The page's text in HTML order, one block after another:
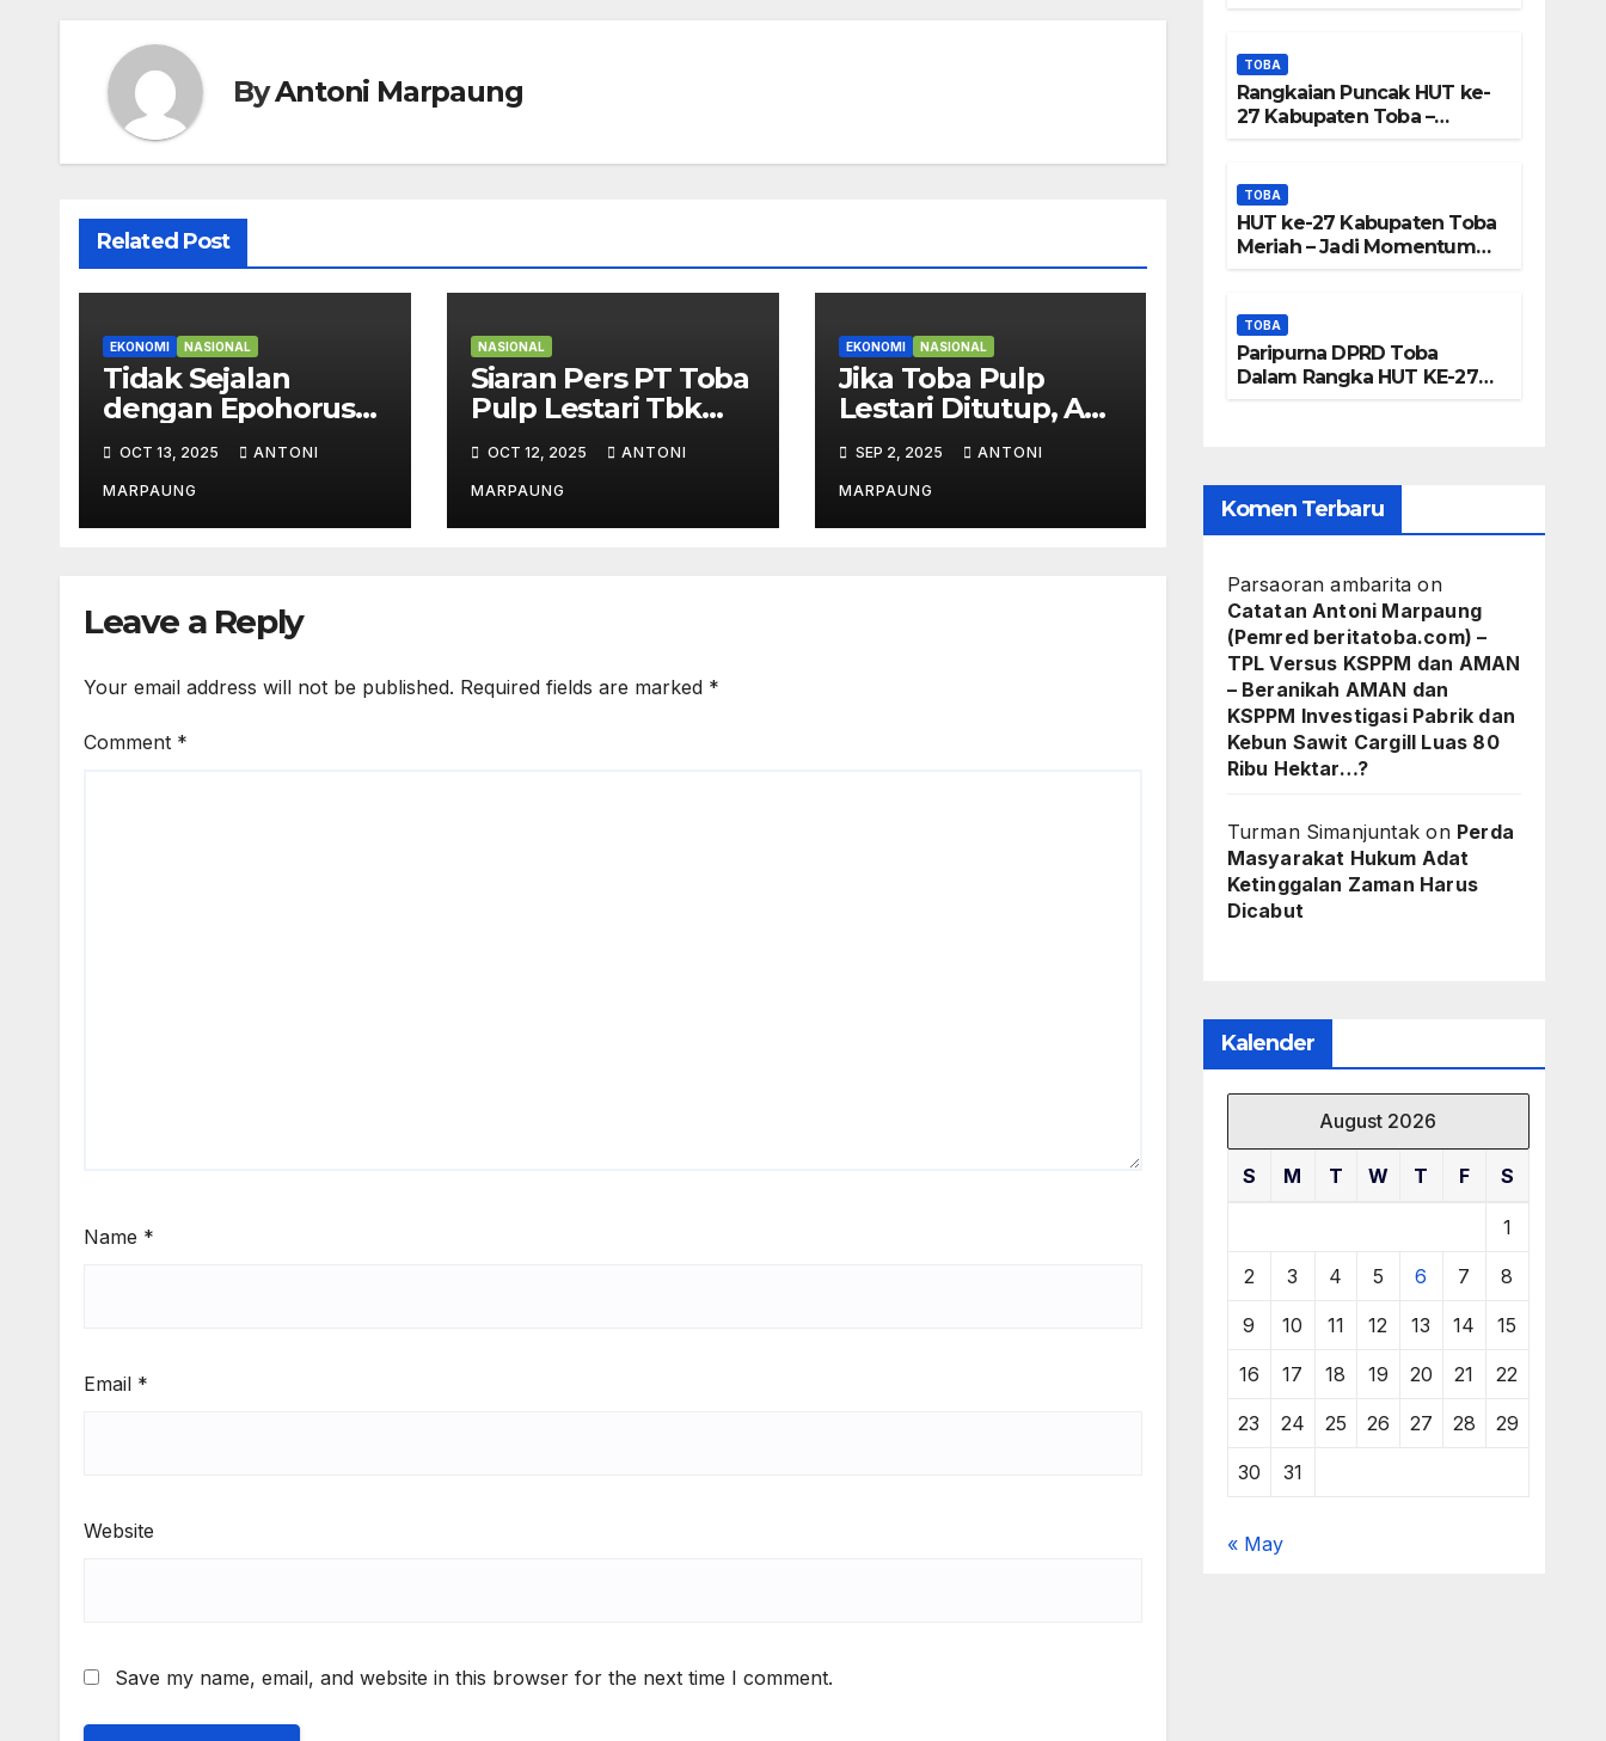
ByAntoni Marpaung
Related Post
EKONOMI NASIONAL
Tidak Sejalan
dengan Epohorus
Bersikeras PT TPL
Punya Hak untuk
Beroperasi
OCT 13, 2025 ANTONI
MARPAUNG
NASIONAL
Siaran Pers PT Toba
Pulp Lestari Tbk
Informasi Tidak
Akurat Terkait
Kejadian di
OCT 12, 2025 ANTONI
MARPAUNG
EKONOMI NASIONAL
Jika Toba Pulp
Lestari Ditutup, Apa
Penjelasan Joni
Supriyanto
SEP 2, 2025 ANTONI
MARPAUNG
Leave a Reply
Your email address will not be published. Required fields are marked *
Comment *
Name *
Email *
Website
Save my name, email, and website in this browser for the next time I comment.
Tidak Berada
Di DTA –
Pardede :
Kami Tidak
DTA – Tanda
Tangan
Dipalsukan
TOBA
Rangkaian Puncak HUT ke-
27 Kabupaten Toba –
TOBA
HUT ke-27 Kabupaten Toba
Meriah – Jadi Momentum
Danau Toba
TOBA
Paripurna DPRD Toba
Dalam Rangka HUT KE-27
Komen Terbaru
Parsaoran ambarita on
Catatan Antoni Marpaung
(Pemred beritatoba.com) –
TPL Versus KSPPM dan AMAN
– Beranikah AMAN dan
KSPPM Investigasi Pabrik dan
Kebun Sawit Cargill Luas 80
Ribu Hektar…?
Turman Simanjuntak on Perda
Masyarakat Hukum Adat
Ketinggalan Zaman Harus
Dicabut
Kalender
August 2026
S M T W T F S
1
2 3 4 5 6 7 8
9 10 11 12 13 14 15
16 17 18 19 20 21 22
23 24 25 26 27 28 29
30 31
« May